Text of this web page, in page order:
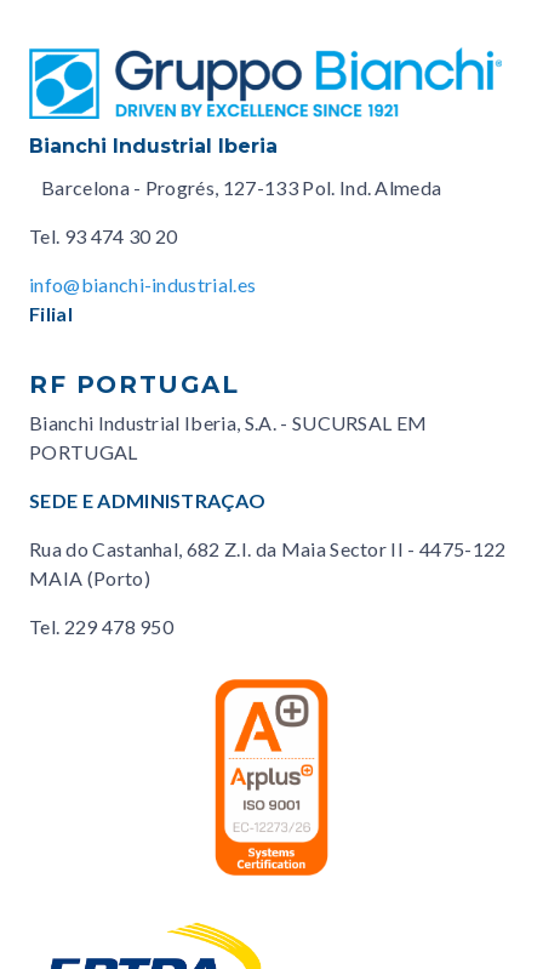
Bianchi Industrial Iberia
Barcelona - Progrés, 127-133 Pol. Ind. Almeda
Tel. 93 474 30 20
info@bianchi-industrial.es
Filial
RF PORTUGAL
Bianchi Industrial Iberia, S.A. - SUCURSAL EM
PORTUGAL
SEDE E ADMINISTRAÇAO
Rua do Castanhal, 682 Z.I. da Maia Sector II - 4475-122
MAIA (Porto)
Tel. 229 478 950